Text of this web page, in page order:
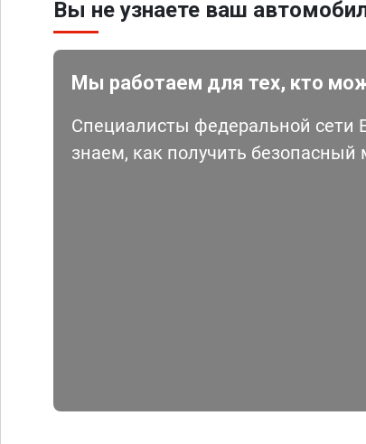
Вы не узнаете ваш
Мы работаем для тех, кто
Специалисты федеральной сети
знаем, как получить